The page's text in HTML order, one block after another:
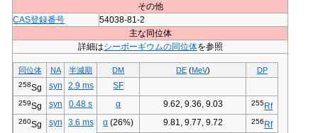
その他
CAS登録番号
54038-81-2
主な同位体
詳細はシーボーギウムの同位体を参照
同位体 NA 半減期 DM DE (MeV) DP
258Sg syn 2.9 ms SF
259Sg syn 0.48 s α 9.62, 9.36, 9.03 255Rf
260Sg syn 3.6 ms α (26%) 9.81, 9.77, 9.72 256 Rf